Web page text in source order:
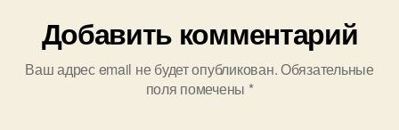
Добавить комментарий
Ваш адрес email не будет опубликован.Обязательные
поля помечены *